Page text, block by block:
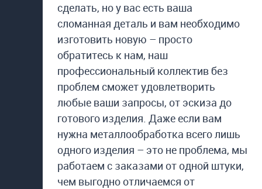
сделать, но у вас есть ваша
сломанная деталь и вам необходимо
изготовить новую – просто
обратитесь к нам, наш
профессиональный коллектив без
проблем сможет удовлетворить
любые ваши запросы, от эскиза до
готового изделия. Даже если вам
нужна металлообработка всего лишь
одного изделия – это не проблема, мы
работаем с заказами от одной штуки,
чем выгодно отличаемся от